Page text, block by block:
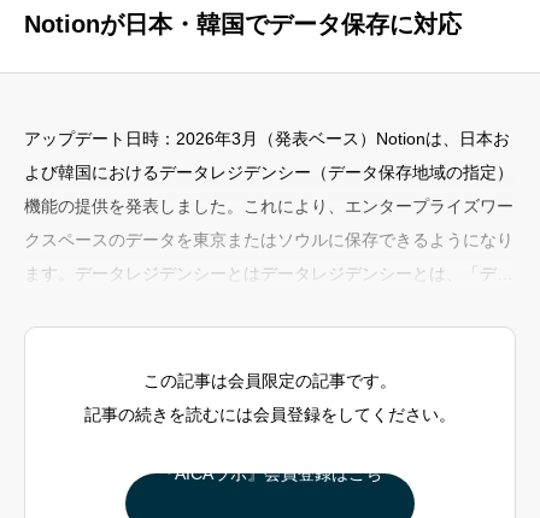
Notionが日本・韓国でデータ保存に対応
アップデート日時：2026年3月（発表ベース）Notionは、日本お
よび韓国におけるデータレジデンシー（データ保存地域の指定）
機能の提供を発表しました。これにより、エンタープライズワー
クスペースのデータを東京またはソウルに保存できるようになり
ます。データレジデンシーとはデータレジデンシーとは、「デー
でデータを管理する必要があります。主なアップデート内容日
本・韓国リージョンの選択が可能にエンタープライズワークスペ
この記事は会員限定の記事です。
記事の続きを読むには会員登録をしてください。
『AICAラボ』会員登録はこち